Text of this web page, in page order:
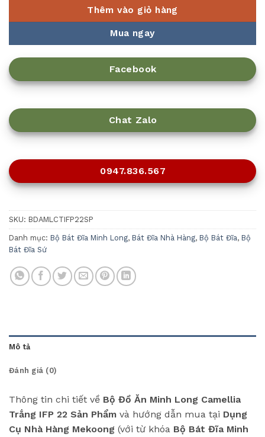
Thêm vào giỏ hàng
Mua ngay
Facebook
Chat Zalo
0947.836.567
SKU: BDAMLCTIFP22SP
Danh mục: Bộ Bát Đĩa Minh Long, Bát Đĩa Nhà Hàng, Bộ Bát Đĩa, Bộ
Bát Đĩa Sứ
Mô tả
Đánh giá (0)
Thông tin chi tiết về Bộ Đồ Ăn Minh Long Camellia
Trắng IFP 22 Sản Phẩm và hướng dẫn mua tại Dụng
Cụ Nhà Hàng Mekoong (với từ khóa Bộ Bát Đĩa Minh